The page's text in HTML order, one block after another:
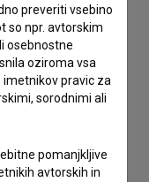
preveriti vsebino
so npr. avtorskim
osebnostne
oziroma vsa
pravic za
sorodnimi ali
pomanjkljive
avtorskih in